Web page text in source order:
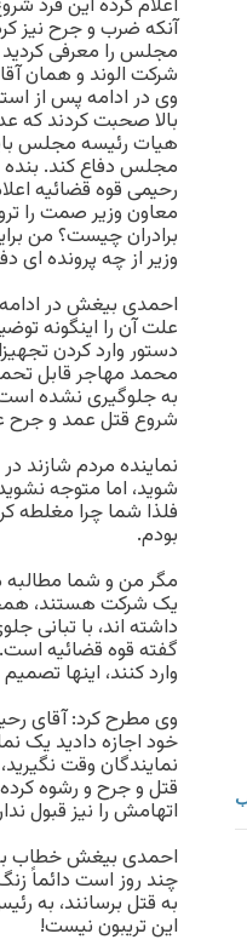
آنکه ضرب و جرح نیز
مجلس را معرفی کردید
شرکت الوند و همان
وی در ادامه پس از
بالا صحبت کردند که
مجلس دفاع کند. بنده
رحیمی قوه قضائیه
برادران چیست؟ من
وزیر از چه پرونده ای
احمدی بیغش در ادامه
علت آن را اینگونه
دستور وارد کردن
محمد مهاجر قابل
به جلوگیری نشده
شروع قتل عمد و جرح
نماینده مردم شازند
شوید، اما متوجه
فلذا شما چرا مغلطه
بودم.
مگر من و شما مطالبه
یک شرکت هستند،
داشته اند، با تبانی
گفته قوه قضائیه است.
وارد کنند، اینها
وی مطرح کرد: آقای
خود اجازه دادید یک
نمایندگان وقت
قتل و جرح و رشوه کرده
اتهامش را نیز قبول
احمدی بیغش خطاب
چند روز است دائماً
به قتل برسانند، به
این تریبون نیست!